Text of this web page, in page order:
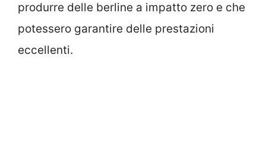
produrre delle berline a impatto zero e che
potessero garantire delle prestazioni
eccellenti.